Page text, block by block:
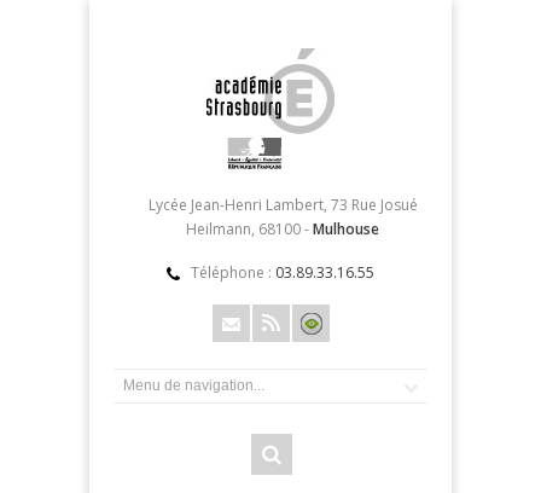
Lycée Jean-Henri Lambert, 73 Rue Josué
Heilmann, 68100 -Mulhouse
Téléphone : 03.89.33.16.55